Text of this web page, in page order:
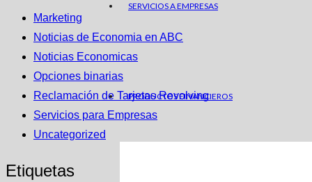
SERVICIOS A EMPRESAS
PRODUCTOS FINANCIEROS
Marketing
Noticias de Economia en ABC
Noticias Economicas
Opciones binarias
Reclamación de Tarjetas Revolving
Servicios para Empresas
Uncategorized
Etiquetas